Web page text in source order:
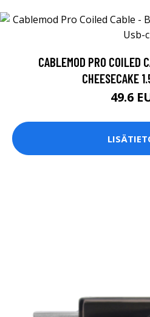
CABLEMOD PRO COILED
CHEESECAKE
49.6